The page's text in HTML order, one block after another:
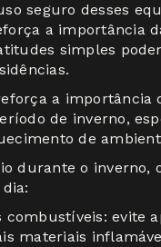
seguro desses
a importância
simples
a importância
de inverno,
de
durante o inverno,
evite
materiais